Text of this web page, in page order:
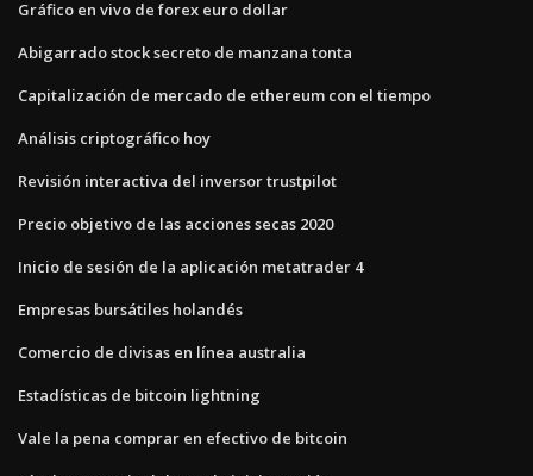
Gráfico en vivo de forex euro dollar
Abigarrado stock secreto de manzana tonta
Capitalización de mercado de ethereum con el tiempo
Análisis criptográfico hoy
Revisión interactiva del inversor trustpilot
Precio objetivo de las acciones secas 2020
Inicio de sesión de la aplicación metatrader 4
Empresas bursátiles holandés
Comercio de divisas en línea australia
Estadísticas de bitcoin lightning
Vale la pena comprar en efectivo de bitcoin